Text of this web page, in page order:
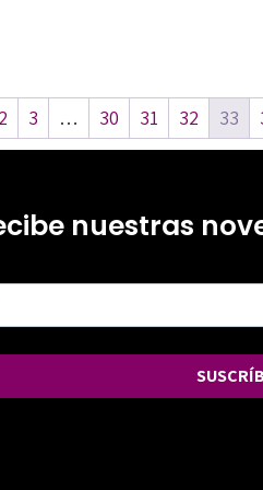
2 3 … 30 31 32 33
nuestras